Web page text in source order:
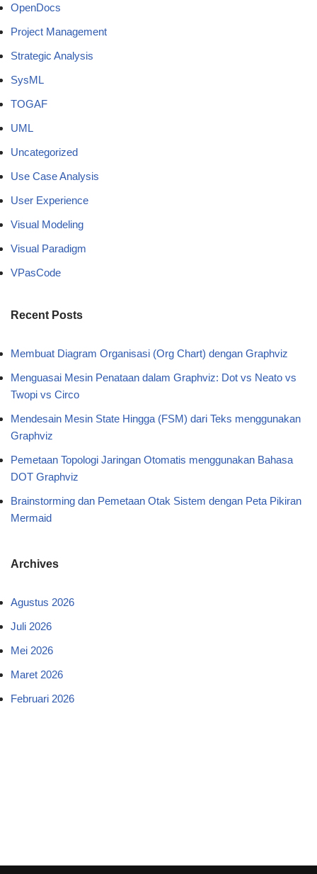
OpenDocs
Project Management
Strategic Analysis
SysML
TOGAF
UML
Uncategorized
Use Case Analysis
User Experience
Visual Modeling
Visual Paradigm
VPasCode
Recent Posts
Membuat Diagram Organisasi (Org Chart) dengan Graphviz
Menguasai Mesin Penataan dalam Graphviz: Dot vs Neato vs
Twopi vs Circo
Mendesain Mesin State Hingga (FSM) dari Teks menggunakan
Graphviz
Pemetaan Topologi Jaringan Otomatis menggunakan Bahasa
DOT Graphviz
Brainstorming dan Pemetaan Otak Sistem dengan Peta Pikiran
Mermaid
Archives
Agustus 2026
Juli 2026
Mei 2026
Maret 2026
Februari 2026